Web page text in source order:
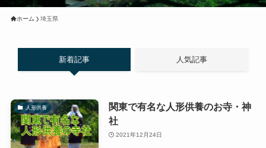
ホーム 埼玉県
新着記事 人気記事
人形供養
関東で有名な人形供養のお寺・神
社
2021年12月24日